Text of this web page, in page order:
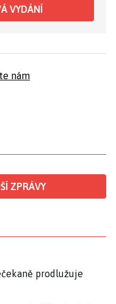
VYDÁNÍ
nám
ZPRÁVY
prodlužuje